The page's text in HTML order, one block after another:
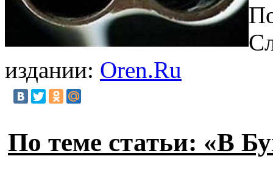
издании: Oren.Ru
По теме статьи: «В